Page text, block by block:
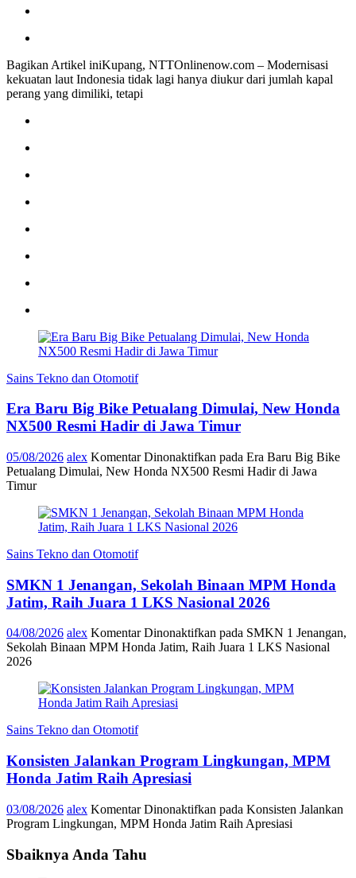
Bagikan Artikel iniKupang, NTTOnlinenow.com – Modernisasi
kekuatan laut Indonesia tidak lagi hanya diukur dari jumlah kapal
perang yang dimiliki, tetapi
Sains Tekno dan Otomotif
Era Baru Big Bike Petualang Dimulai, New Honda
NX500 Resmi Hadir di Jawa Timur
05/08/2026 alex Komentar Dinonaktifkan pada Era Baru Big Bike
Petualang Dimulai, New Honda NX500 Resmi Hadir di Jawa
Timur
Sains Tekno dan Otomotif
SMKN 1 Jenangan, Sekolah Binaan MPM Honda
Jatim, Raih Juara 1 LKS Nasional 2026
04/08/2026 alex Komentar Dinonaktifkan pada SMKN 1 Jenangan,
Sekolah Binaan MPM Honda Jatim, Raih Juara 1 LKS Nasional
2026
Sains Tekno dan Otomotif
Konsisten Jalankan Program Lingkungan, MPM
Honda Jatim Raih Apresiasi
03/08/2026 alex Komentar Dinonaktifkan pada Konsisten Jalankan
Program Lingkungan, MPM Honda Jatim Raih Apresiasi
Sbaiknya Anda Tahu